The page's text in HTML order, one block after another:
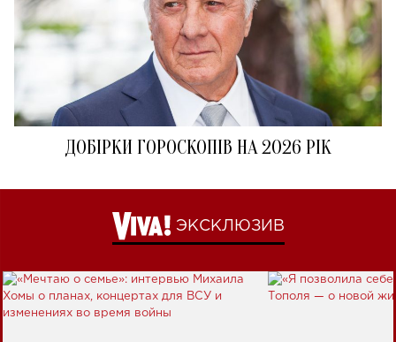
ДОБІРКИ ГОРОСКОПІВ НА 2026 РІК
ЭКСКЛЮЗИВ